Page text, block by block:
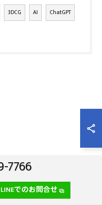
3DCG AI ChatGPT
7766
LINEでのお問合せ